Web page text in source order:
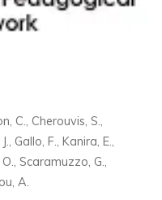
C., Cherouvis, S.,
Gallo, F., Kanira, E.,
Scaramuzzo, G.,
A.